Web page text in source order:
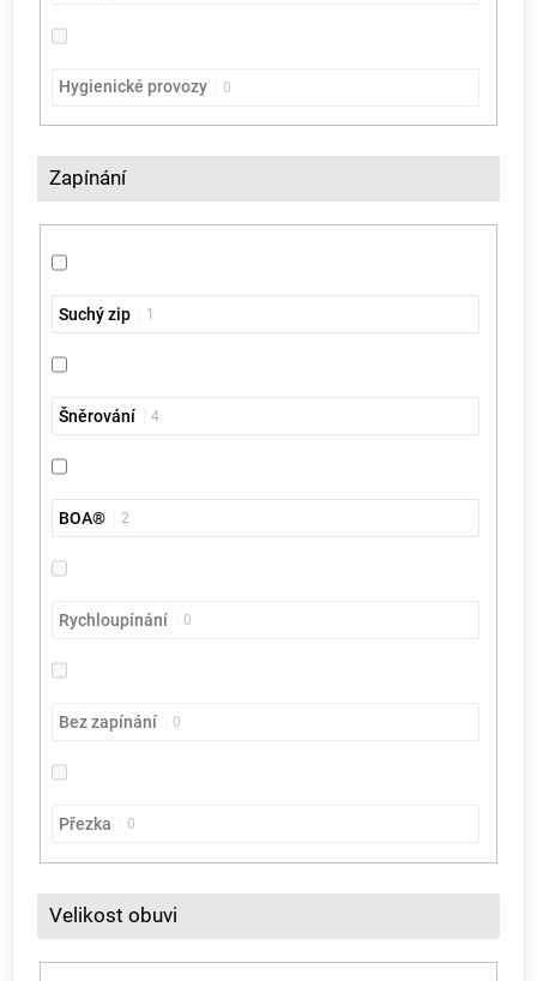
Hygienické provozy 0
Zapínání
Suchý zip 1
Šněrování 4
BOA® 2
Rychloupínání 0
Bez zapínání 0
Přezka 0
Velikost obuvi